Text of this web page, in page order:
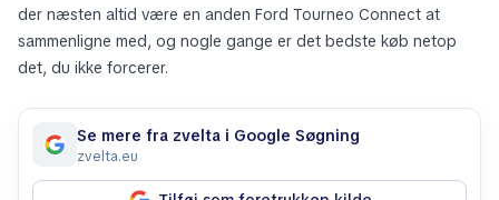
der næsten altid være en anden Ford Tourneo Connect at
sammenligne med, og nogle gange er det bedste køb netop
det, du ikke forcerer.
Se mere fra zvelta i Google Søgning
zvelta.eu